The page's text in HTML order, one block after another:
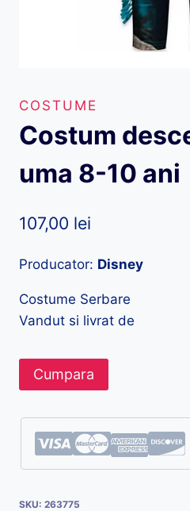
COSTUME
Costum
uma 8-10 ani
107,00 lei
Producator: Disney
Costume Serbare
Vandut si livrat de
Cumpara
SKU: 263775